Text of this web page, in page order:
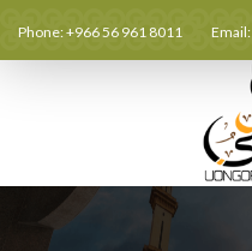
Phone: +966 56 961 8011 Email: